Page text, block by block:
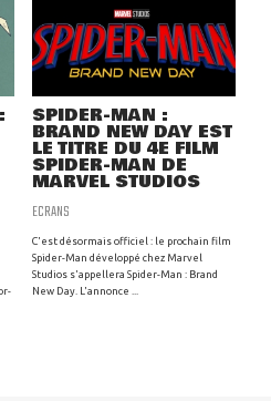
SPIDER-MAN :
BRAND NEW DAY EST
LE TITRE DU 4E FILM
SPIDER-MAN DE
MARVEL STUDIOS
ECRANS
C'est désormais officiel : le prochain film
Spider-Man développé chez Marvel
Studios s'appellera Spider-Man : Brand
New Day. L'annonce ...